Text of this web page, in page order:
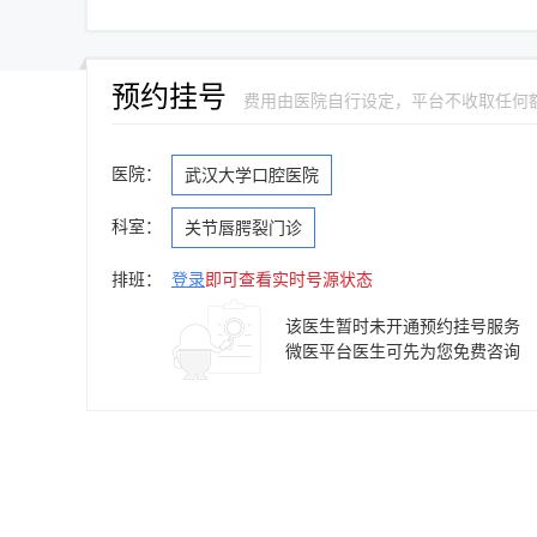
预约挂号 费用由医院自行设定，平台不收取任何
医院： 武汉大学口腔医院
科室： 关节唇腭裂门诊
排班： 登录即可查看实时号源状态
该医生暂时未开通预约挂号服务
微医平台医生可先为您免费咨询